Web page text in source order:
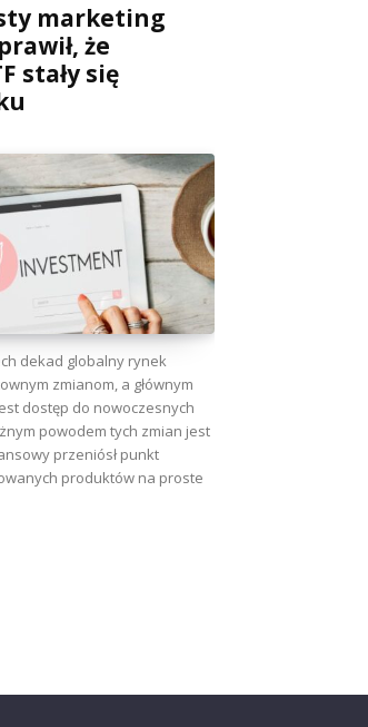
marketing
że
stały się
dekad globalny rynek
zmianom, a głównym
dostęp do nowoczesnych
powodem tych zmian jest
przeniósł punkt
produktów na proste